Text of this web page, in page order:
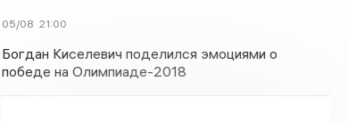
05/08 21:00
Богдан Киселевич поделился эмоциями о
победе на Олимпиаде-2018